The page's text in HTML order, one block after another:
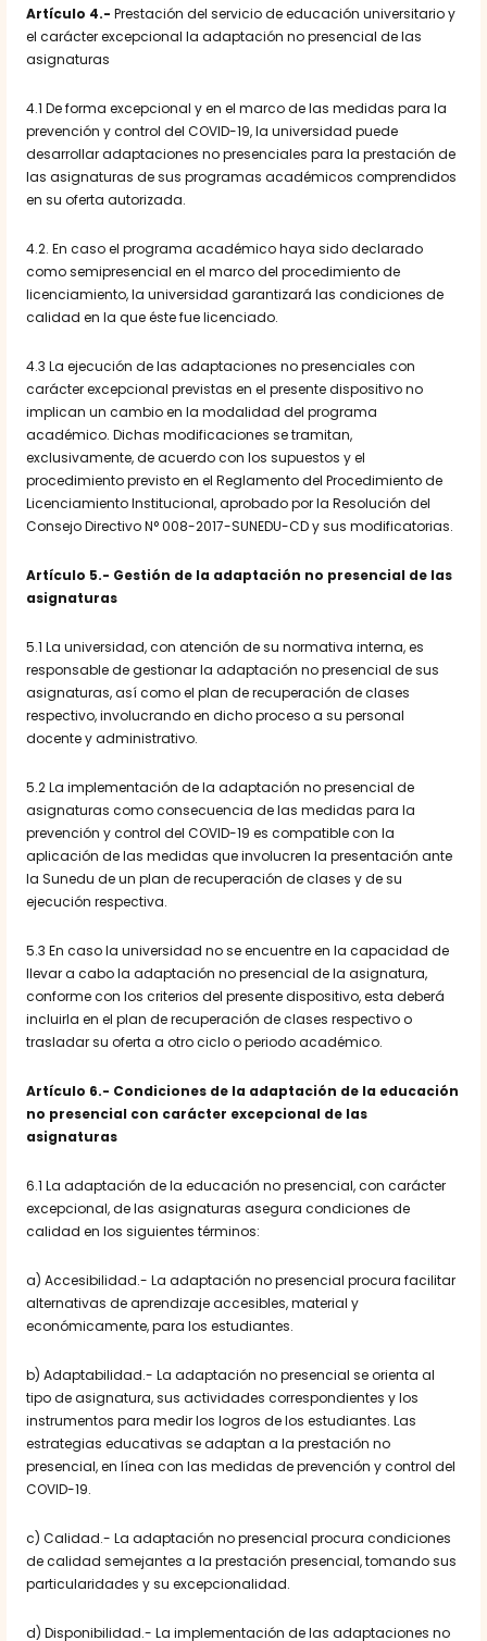
Artículo 4.- Prestación del servicio de educación universitario y
el carácter excepcional la adaptación no presencial de las
asignaturas
4.1 De forma excepcional y en el marco de las medidas para la
prevención y control del COVID-19, la universidad puede
desarrollar adaptaciones no presenciales para la prestación de
las asignaturas de sus programas académicos comprendidos
en su oferta autorizada.
4.2. En caso el programa académico haya sido declarado
como semipresencial en el marco del procedimiento de
licenciamiento, la universidad garantizará las condiciones de
calidad en la que éste fue licenciado.
4.3 La ejecución de las adaptaciones no presenciales con
carácter excepcional previstas en el presente dispositivo no
implican un cambio en la modalidad del programa
académico. Dichas modificaciones se tramitan,
exclusivamente, de acuerdo con los supuestos y el
procedimiento previsto en el Reglamento del Procedimiento de
Licenciamiento Institucional, aprobado por la Resolución del
Consejo Directivo N° 008-2017-SUNEDU-CD y sus modificatorias.
Artículo 5.- Gestión de la adaptación no presencial de las
asignaturas
5.1 La universidad, con atención de su normativa interna, es
responsable de gestionar la adaptación no presencial de sus
asignaturas, así como el plan de recuperación de clases
respectivo, involucrando en dicho proceso a su personal
docente y administrativo.
5.2 La implementación de la adaptación no presencial de
asignaturas como consecuencia de las medidas para la
prevención y control del COVID-19 es compatible con la
aplicación de las medidas que involucren la presentación ante
la Sunedu de un plan de recuperación de clases y de su
ejecución respectiva.
5.3 En caso la universidad no se encuentre en la capacidad de
llevar a cabo la adaptación no presencial de la asignatura,
conforme con los criterios del presente dispositivo, esta deberá
incluirla en el plan de recuperación de clases respectivo o
trasladar su oferta a otro ciclo o periodo académico.
Artículo 6.- Condiciones de la adaptación de la educación
no presencial con carácter excepcional de las
asignaturas
6.1 La adaptación de la educación no presencial, con carácter
excepcional, de las asignaturas asegura condiciones de
calidad en los siguientes términos:
a) Accesibilidad.- La adaptación no presencial procura facilitar
alternativas de aprendizaje accesibles, material y
económicamente, para los estudiantes.
b) Adaptabilidad.- La adaptación no presencial se orienta al
tipo de asignatura, sus actividades correspondientes y los
instrumentos para medir los logros de los estudiantes. Las
estrategias educativas se adaptan a la prestación no
presencial, en línea con las medidas de prevención y control del
COVID-19.
c) Calidad.- La adaptación no presencial procura condiciones
de calidad semejantes a la prestación presencial, tomando sus
particularidades y su excepcionalidad.
d) Disponibilidad.- La implementación de las adaptaciones no